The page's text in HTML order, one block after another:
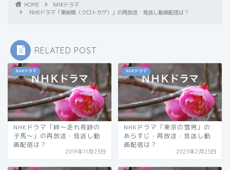
HOME
NHKドラマ
NHKドラマ「黒蜥蜴（クロトカゲ）」の再放送・見逃し動画配信は？
RELATED POST
NHKドラマ
NHKドラマ「絆～走れ奇跡の
子馬～」の再放送・見逃し動
画配信は？
2019年11月23日
NHKドラマ
NHKドラマ「東京の雪男」の
あらすじ・再放送・見逃し動
画配信は？
2023年2月25日